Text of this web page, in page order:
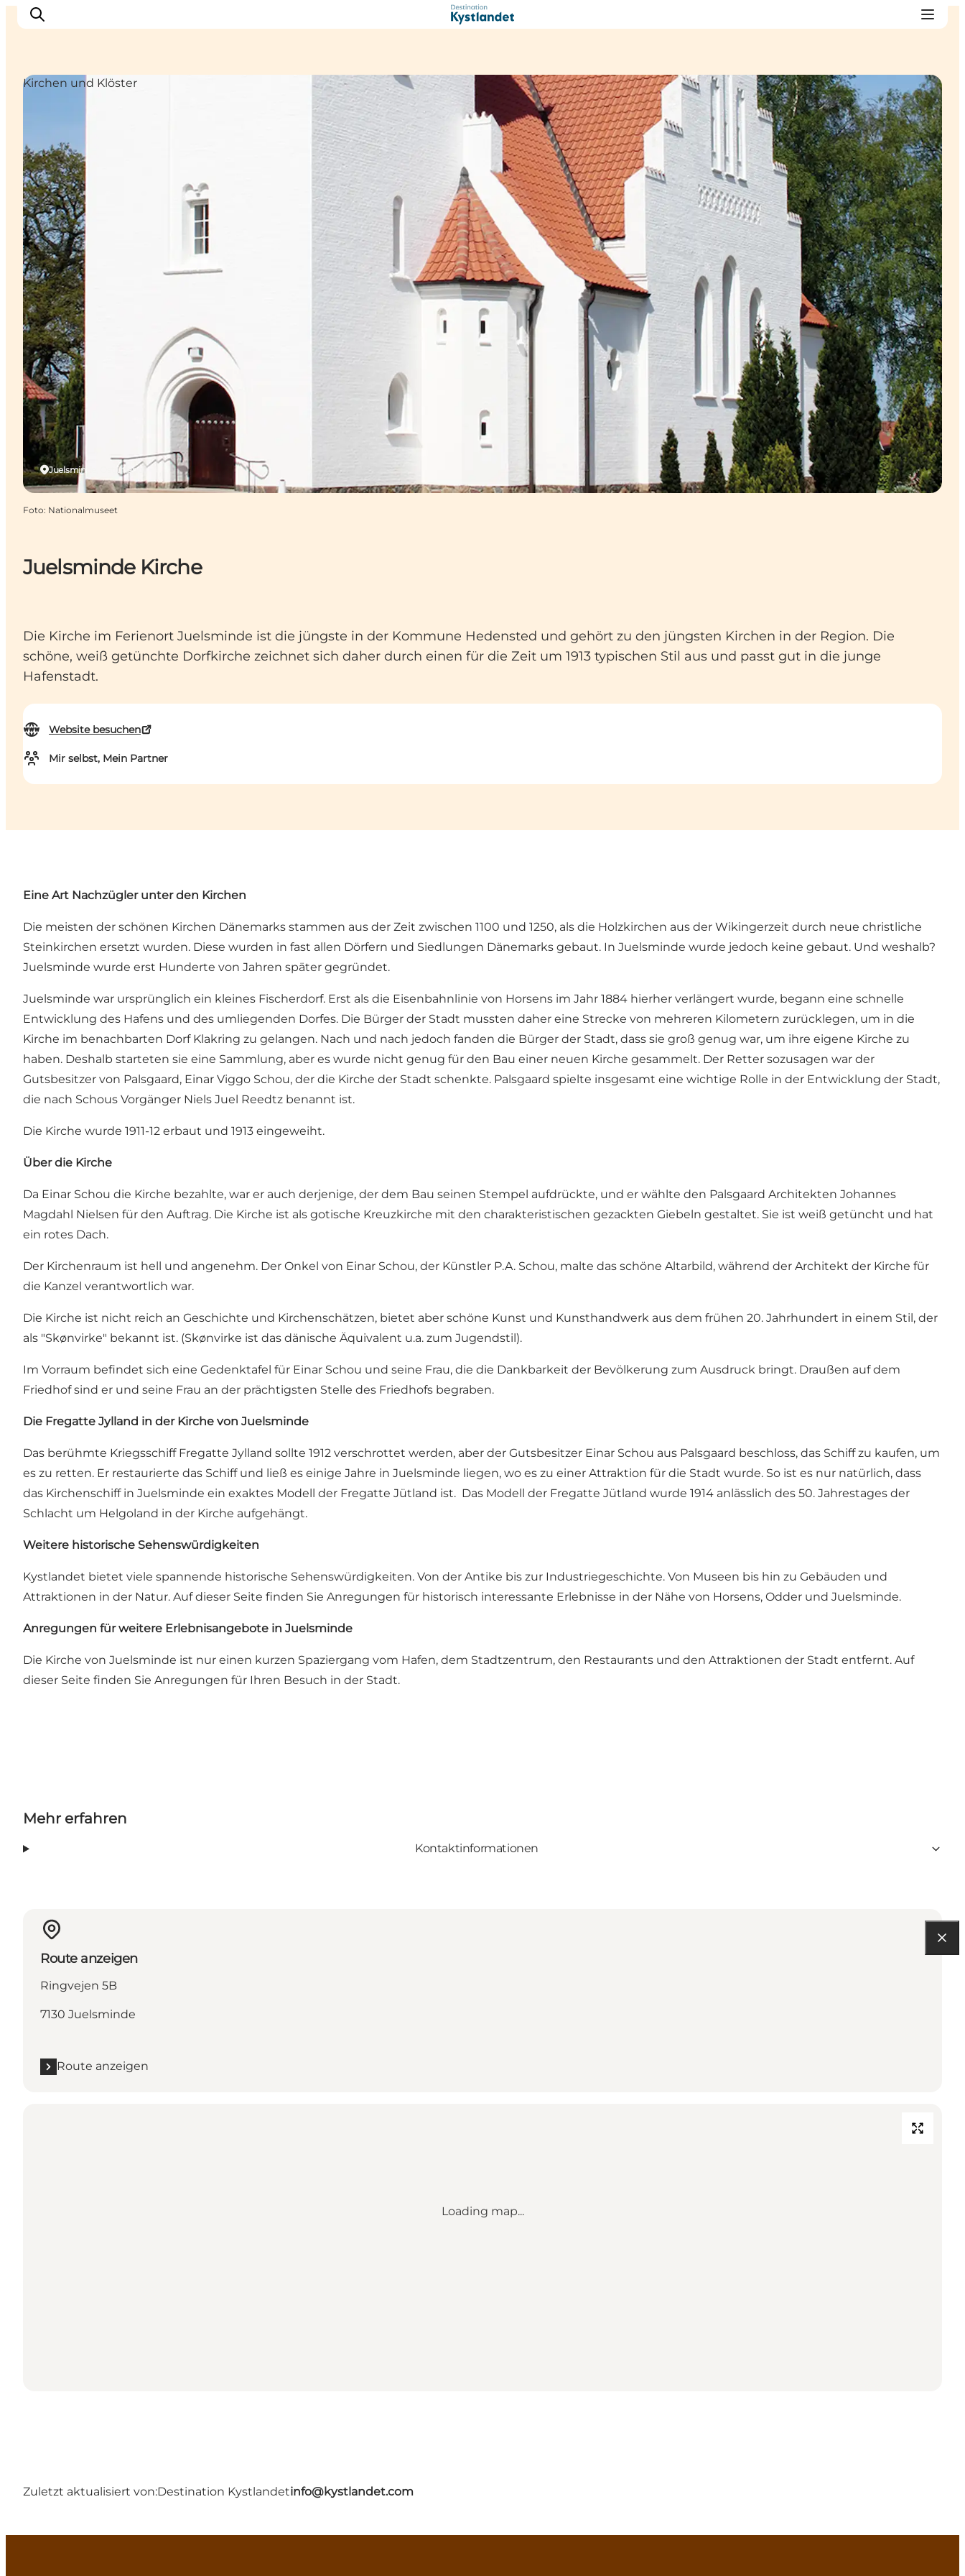
Städte
Unterkünfte
Camping
Juelsminde Kirche
Die Kirche im Ferienort Juelsminde ist die jüngste in der Kommune Hedensted und gehört zu den jüngsten Kirchen in der Region. Die
schöne, weiß getünchte Dorfkirche zeichnet sich daher durch einen für die Zeit um 1913 typischen Stil aus und passt gut in die junge
Hafenstadt.
Website besuchen
Mir selbst, Mein Partner
Juelsminde, Ostjütland
Kirchen und Klöster
Foto: Nationalmuseet
Eine Art Nachzügler unter den Kirchen
Die meisten der schönen Kirchen Dänemarks stammen aus der Zeit zwischen 1100 und 1250, als die Holzkirchen aus der Wikingerzeit durch neue christliche
Steinkirchen ersetzt wurden. Diese wurden in fast allen Dörfern und Siedlungen Dänemarks gebaut. In Juelsminde wurde jedoch keine gebaut. Und weshalb?
Juelsminde wurde erst Hunderte von Jahren später gegründet.
Juelsminde war ursprünglich ein kleines Fischerdorf. Erst als die Eisenbahnlinie von Horsens im Jahr 1884 hierher verlängert wurde, begann eine schnelle
Entwicklung des Hafens und des umliegenden Dorfes. Die Bürger der Stadt mussten daher eine Strecke von mehreren Kilometern zurücklegen, um in die
Kirche im benachbarten Dorf Klakring zu gelangen. Nach und nach jedoch fanden die Bürger der Stadt, dass sie groß genug war, um ihre eigene Kirche zu
haben. Deshalb starteten sie eine Sammlung, aber es wurde nicht genug für den Bau einer neuen Kirche gesammelt. Der Retter sozusagen war der
Gutsbesitzer von Palsgaard, Einar Viggo Schou, der die Kirche der Stadt schenkte. Palsgaard spielte insgesamt eine wichtige Rolle in der Entwicklung der Stadt,
die nach Schous Vorgänger Niels Juel Reedtz benannt ist.
Die Kirche wurde 1911-12 erbaut und 1913 eingeweiht.
Über die Kirche
Da Einar Schou die Kirche bezahlte, war er auch derjenige, der dem Bau seinen Stempel aufdrückte, und er wählte den Palsgaard Architekten Johannes
Magdahl Nielsen für den Auftrag. Die Kirche ist als gotische Kreuzkirche mit den charakteristischen gezackten Giebeln gestaltet. Sie ist weiß getüncht und hat
ein rotes Dach.
Der Kirchenraum ist hell und angenehm. Der Onkel von Einar Schou, der Künstler P.A. Schou, malte das schöne Altarbild, während der Architekt der Kirche für
die Kanzel verantwortlich war.
Die Kirche ist nicht reich an Geschichte und Kirchenschätzen, bietet aber schöne Kunst und Kunsthandwerk aus dem frühen 20. Jahrhundert in einem Stil, der
als "Skønvirke" bekannt ist. (Skønvirke ist das dänische Äquivalent u.a. zum Jugendstil).
Im Vorraum befindet sich eine Gedenktafel für Einar Schou und seine Frau, die die Dankbarkeit der Bevölkerung zum Ausdruck bringt. Draußen auf dem
Friedhof sind er und seine Frau an der prächtigsten Stelle des Friedhofs begraben.
Die Fregatte Jylland in der Kirche von Juelsminde
Das berühmte Kriegsschiff Fregatte Jylland sollte 1912 verschrottet werden, aber der Gutsbesitzer Einar Schou aus Palsgaard beschloss, das Schiff zu kaufen, um
es zu retten. Er restaurierte das Schiff und ließ es einige Jahre in Juelsminde liegen, wo es zu einer Attraktion für die Stadt wurde. So ist es nur natürlich, dass
das Kirchenschiff in Juelsminde ein exaktes Modell der Fregatte Jütland ist. Das Modell der Fregatte Jütland wurde 1914 anlässlich des 50. Jahrestages der
Schlacht um Helgoland in der Kirche aufgehängt.
Weitere historische Sehenswürdigkeiten
Kystlandet bietet viele spannende historische Sehenswürdigkeiten. Von der Antike bis zur Industriegeschichte. Von Museen bis hin zu Gebäuden und
Attraktionen in der Natur. Auf dieser Seite finden Sie Anregungen für historisch interessante Erlebnisse in der Nähe von Horsens, Odder und Juelsminde.
Anregungen für weitere Erlebnisangebote in Juelsminde
Die Kirche von Juelsminde ist nur einen kurzen Spaziergang vom Hafen, dem Stadtzentrum, den Restaurants und den Attraktionen der Stadt entfernt. Auf
dieser Seite finden Sie Anregungen für Ihren Besuch in der Stadt.
Mehr erfahren
Kontaktinformationen
Route anzeigen
Ringvejen 5B
7130 Juelsminde
Route anzeigen
Loading map...
Zuletzt aktualisiert von:Destination Kystlandetinfo@kystlandet.com